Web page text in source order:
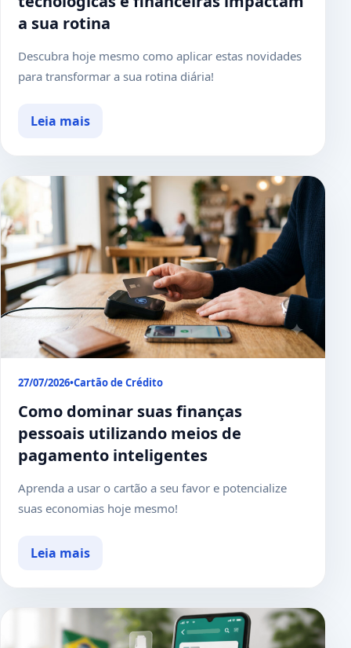
a sua rotina
Descubra hoje mesmo como aplicar estas novidades
para transformar a sua rotina diária!
Leia mais
27/07/2026•Cartão de Crédito
Como dominar suas finanças
pessoais utilizando meios de
pagamento inteligentes
Aprenda a usar o cartão a seu favor e potencialize
suas economias hoje mesmo!
Leia mais